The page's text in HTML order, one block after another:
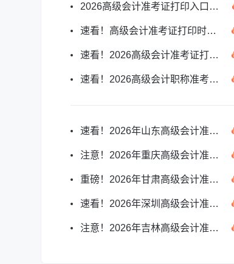
2026高级会计准考证打印入口开通了吗？官方指南
速看！高级会计准考证打印时间提前多久开始
速看！2026高级会计准考证打印全流程指南
速看！2026高级会计职称准考证打印时间已公布
速看！2026年山东高级会计准考证打印时间指南
注意！2026年重庆高级会计准考证打印时间指南
重磅！2026年甘肃高级会计准考证打印时间指南
速看！2026年深圳高级会计准考证打印时间指南
注意！2026年吉林高级会计准考证打印时间指南